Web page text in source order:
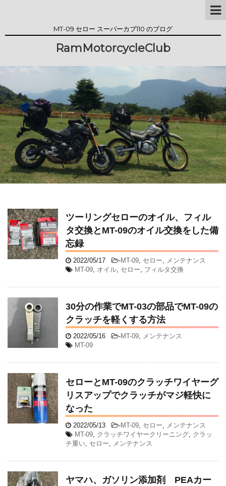
MT-09 セロー スーパーカブ110 のブログ
RamMotorcycleClub
ツーリングセローのオイル、フィル
タ交換とMT-09のオイル交換をした備
忘録
2022/05/17 -MT-09 セロー
メンテナンス
MT-09 オイル セロー フィルタ交換
30分の作業でMT-03の部品でMT-09の
クラッチを軽くする方法
2022/05/16 -MT-09, メンテナンス
MT-09
セローとMT-09のクラッチワイヤーグ
リスアップでクラッチがマジ軽快に
なった
2022/05/13 -MT-09 セロー
メンテナンス
MT-09 クラッチワイヤークリーニング クラッ
チ重い セロー メンテナンス
ヤマハ、ガソリン添加剤 PEAカー